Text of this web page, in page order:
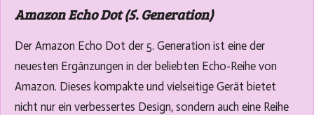
Amazon Echo Dot (5. Generation)
Der Amazon Echo Dot der 5. Generation ist eine der
neuesten Ergänzungen in der beliebten Echo-Reihe von
Amazon. Dieses kompakte und vielseitige Gerät bietet
nicht nur ein verbessertes Design, sondern auch eine Reihe